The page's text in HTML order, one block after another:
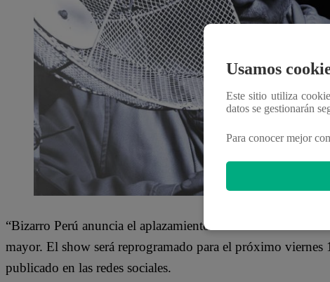
“Bizarro Perú anuncia el aplazamiento del show de
mayor. El show será reprogramado para el próximo
publicado en las redes sociales.
Usamos
Este sitio utiliza
datos se gestionarán
Para conocer mejor